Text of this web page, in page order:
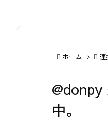
 ホーム >  連
中。